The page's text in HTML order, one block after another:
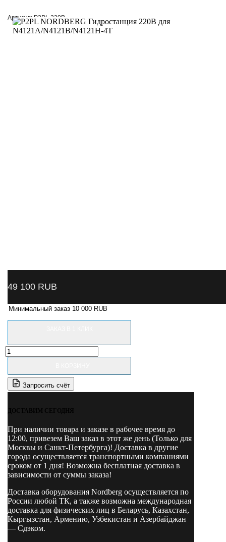
Артикул: P2PL 220В
49 100 RUB
Минимальный заказ 10 000 RUB
Количество
товара
NORDBERG
Гидростанция
N4121A/N4121B/N4121H-
Запросить счёт
ДОСТАВИМ СЕГОДНЯ
При наличии товара и заказе в рабочее время до
12:00, привезем Ваш заказ в этот же день (Только для
Москвы и Санкт-Петербурга)! Доставка в другие
города осуществляется транспортными компаниями
сроком от 1 дня! Возможна бесплатная доставка в
зависимости от суммы заказа!
Доставка оборудования Nordberg осуществляется по
России любой ТК, а также возможна международная
доставка для физических лиц в Беларусь, Казахстан,
Кыргызстан, Армению, Узбекистан и Азербайджан
— Сдэком.